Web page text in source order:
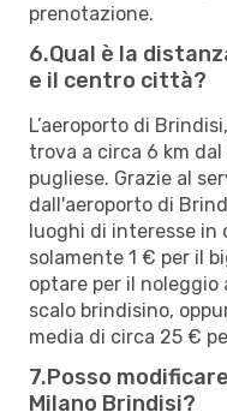
prenotazione.
6.Qual è la
e il centro città?
L’aeroporto di
trova a circa 6 km
pugliese. Grazie al
dall'aeroporto di
luoghi di interesse in
solamente 1 € per il
optare per il
scalo brindisino,
media di circa 25 €
7.Posso
Milano Brindisi?